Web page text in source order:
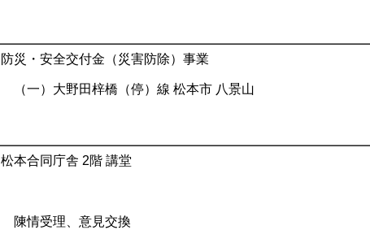
防災・安全交付金（災害防除）事業
（一）大野田梓橋（停）線 松本市 八景山
松本合同庁舎 2階 講堂
陳情受理、意見交換